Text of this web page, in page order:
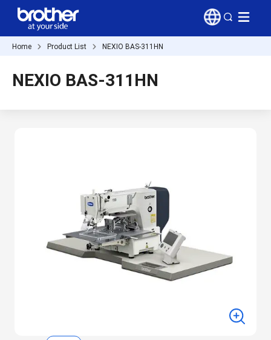
Home Product List NEXIO BAS-311HN
NEXIO BAS-311HN